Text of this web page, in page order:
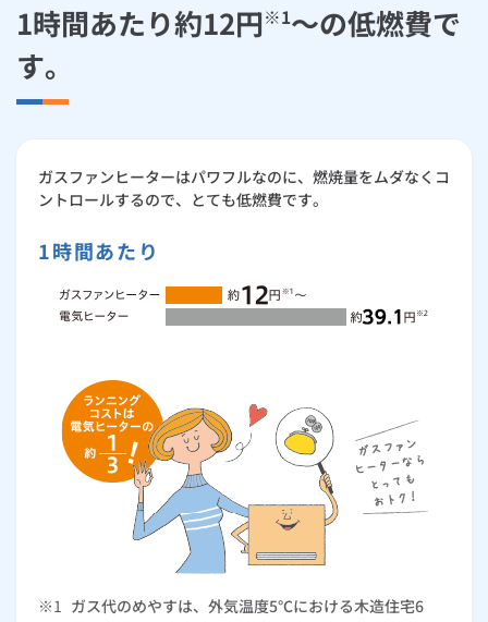
1時間あたり約12円※1～の低燃費で
す。
ガスファンヒーターはパワフルなのに、燃焼量をムダなくコ
ントロールするので、とても低燃費です。
1時間あたり
※1 ガス代のめやすは、外気温度5℃における木造住宅6